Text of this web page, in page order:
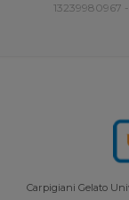
13239980967
Carpigiani Gelato